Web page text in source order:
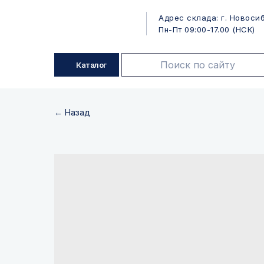
Адрес склада: г.
Пн-Пт 09:00-17.00 (НСК)
Каталог
← Назад